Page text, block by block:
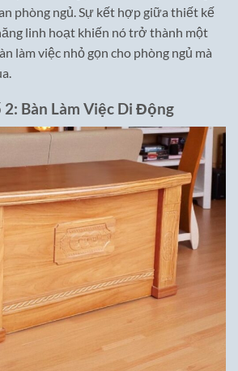
phòng ngủ. Sự kết hợp giữa thiết kế
linh hoạt khiến nó trở thành một
làm việc nhỏ gọn cho phòng ngủ mà
2: Bàn Làm Việc Di Động